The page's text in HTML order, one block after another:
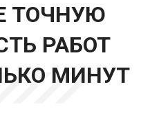
ТОЧНУЮ
РАБОТ
МИНУТ